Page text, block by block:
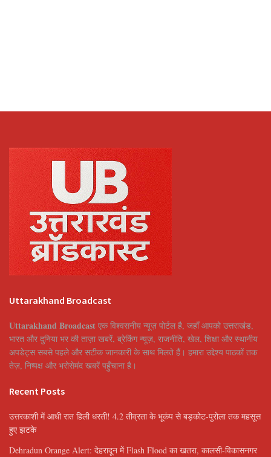
Uttarakhand Broadcast
Uttarakhand Broadcast एक विश्वसनीय न्यूज़ पोर्टल है, जहाँ आपको उत्तराखंड,
भारत और दुनिया भर की ताज़ा खबरें, ब्रेकिंग न्यूज़, राजनीति, खेल, शिक्षा और स्थानीय
अपडेट्स सबसे पहले और सटीक जानकारी के साथ मिलते हैं। हमारा उद्देश्य पाठकों तक
तेज़, निष्पक्ष और भरोसेमंद खबरें पहुँचाना है।
Recent Posts
उत्तरकाशी में आधी रात हिली धरती! 4.2 तीव्रता के भूकंप से बड़कोट-पुरोला तक महसूस
हुए झटके
Dehradun Orange Alert: देहरादून में Flash Flood का खतरा, कालसी-विकासनगर